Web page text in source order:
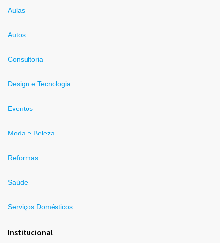
Aulas
Autos
Consultoria
Design e Tecnologia
Eventos
Moda e Beleza
Reformas
Saúde
Serviços Domésticos
Institucional